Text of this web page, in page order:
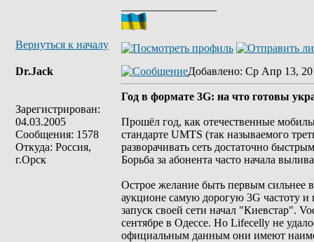
Вернуться к началу
Dr.Jack
Зарегистрирован:
04.03.2005
Сообщения: 1578
Откуда: Россия,
г.Орск
Добавлено: Ср Апр 13,
Год в формате 3G: на что готовы
Прошёл год, как отечественные
стандарте UMTS (так называемого
разворачивать сеть достаточно
Борьба за абонента часто начала
Острое желание быть первым сильнее
аукционе самую дорогую 3G частоту
запуск своей сети начал "Киевстар".
сентябре в Одессе. Но Lifecellу не
официальным данным они имеют